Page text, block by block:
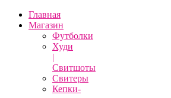
Главная
Магазин
Футболки
Худи
|
Свитшоты
Свитеры
Кепки-